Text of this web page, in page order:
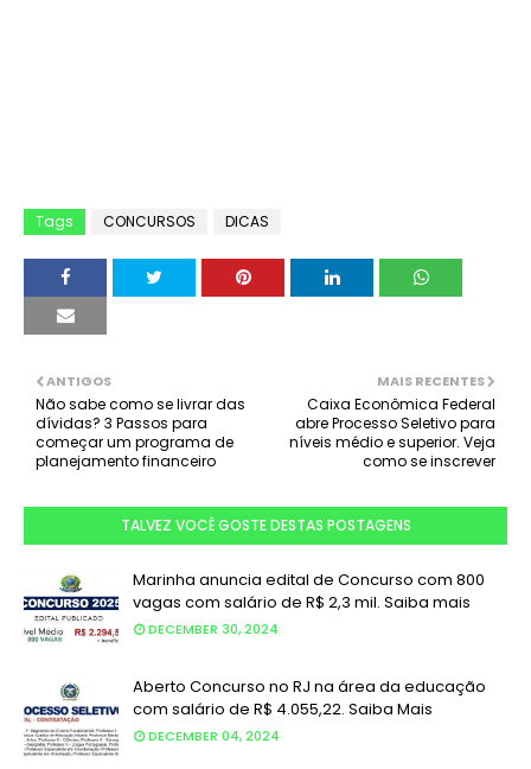
Tags CONCURSOS DICAS
MAIS RECENTES
Caixa Econômica Federal
abre Processo Seletivo para
níveis médio e superior. Veja
como se inscrever
ANTIGOS
Não sabe como se livrar das
dívidas? 3 Passos para
começar um programa de
planejamento financeiro
TALVEZ VOCÊ GOSTE DESTAS POSTAGENS
Marinha anuncia edital de Concurso com 800
vagas com salário de R$ 2,3 mil. Saiba mais
DECEMBER 30, 2024
Aberto Concurso no RJ na área da educação
com salário de R$ 4.055,22. Saiba Mais
DECEMBER 04, 2024